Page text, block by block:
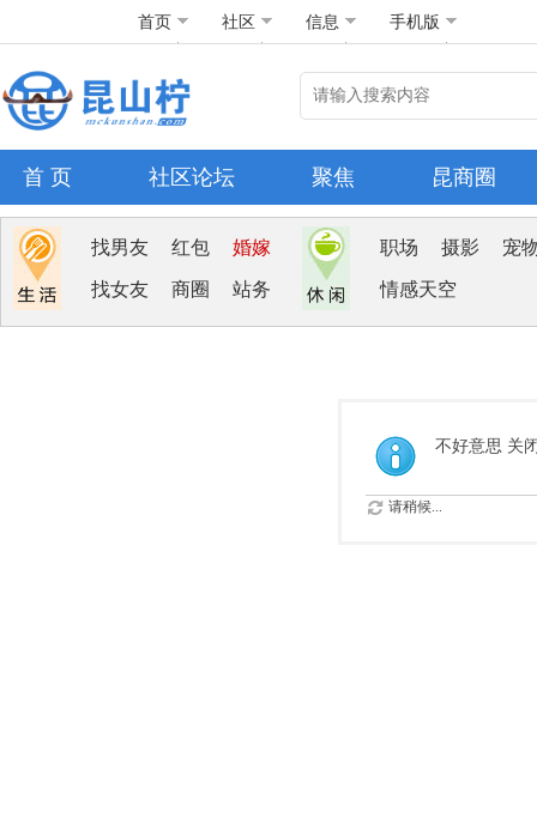
首页 社区 信息 手机版
首 页 社区论坛 聚焦 昆商圈
找男友 红包 婚嫁
找女友 商圈 站务
职场 摄影 宠
情感天空
不好意思 关
请稍候...